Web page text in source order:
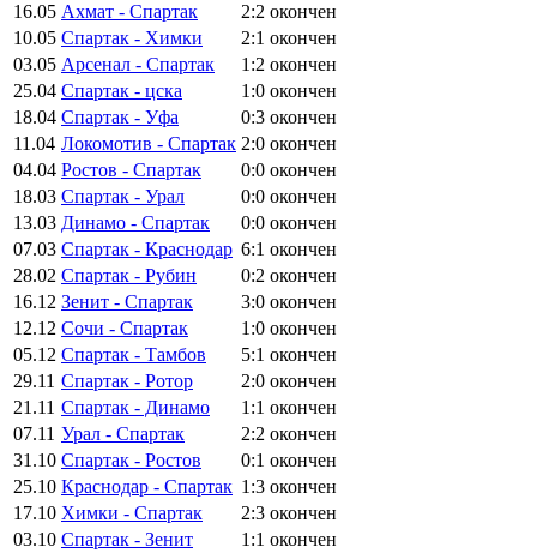
16.05 Ахмат - Спартак 2:2 окончен
10.05 Спартак - Химки 2:1 окончен
03.05 Арсенал - Спартак 1:2 окончен
25.04 Спартак - цска 1:0 окончен
18.04 Спартак - Уфа 0:3 окончен
11.04 Локомотив - Спартак 2:0 окончен
04.04 Ростов - Спартак 0:0 окончен
18.03 Спартак - Урал 0:0 окончен
13.03 Динамо - Спартак 0:0 окончен
07.03 Спартак - Краснодар 6:1 окончен
28.02 Спартак - Рубин 0:2 окончен
16.12 Зенит - Спартак 3:0 окончен
12.12 Сочи - Спартак 1:0 окончен
05.12 Спартак - Тамбов 5:1 окончен
29.11 Спартак - Ротор 2:0 окончен
21.11 Спартак - Динамо 1:1 окончен
07.11 Урал - Спартак 2:2 окончен
31.10 Спартак - Ростов 0:1 окончен
25.10 Краснодар - Спартак 1:3 окончен
17.10 Химки - Спартак 2:3 окончен
03.10 Спартак - Зенит 1:1 окончен